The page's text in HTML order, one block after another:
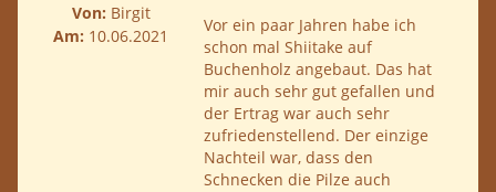
Von: Birgit
Am: 10.06.2021
Vor ein paar Jahren habe ich
schon mal Shiitake auf
Buchenholz angebaut. Das hat
mir auch sehr gut gefallen und
der Ertrag war auch sehr
zufriedenstellend. Der einzige
Nachteil war, dass den
Schnecken die Pilze auch